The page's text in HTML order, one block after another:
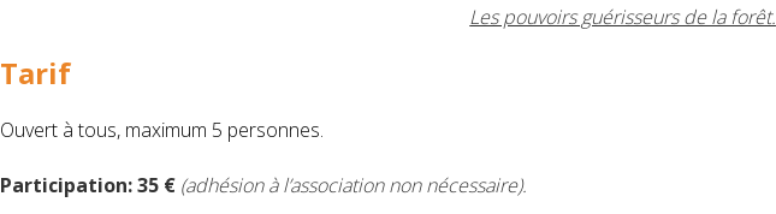
Les pouvoirs guérisseurs de la forêt.
Tarif
Ouvert à tous, maximum 5 personnes.
Participation: 35 € (adhésion à l’association non nécessaire).